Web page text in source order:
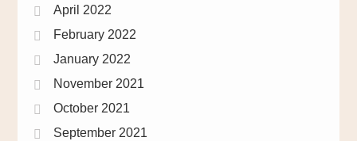
April 2022
February 2022
January 2022
November 2021
October 2021
September 2021